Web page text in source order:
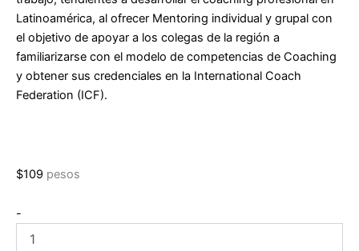
Latinoamérica, al ofrecer Mentoring individual y grupal con
el objetivo de apoyar a los colegas de la región a
familiarizarse con el modelo de competencias de Coaching
y obtener sus credenciales en la International Coach
Federation (ICF).
$109 pesos
-
coaching
en